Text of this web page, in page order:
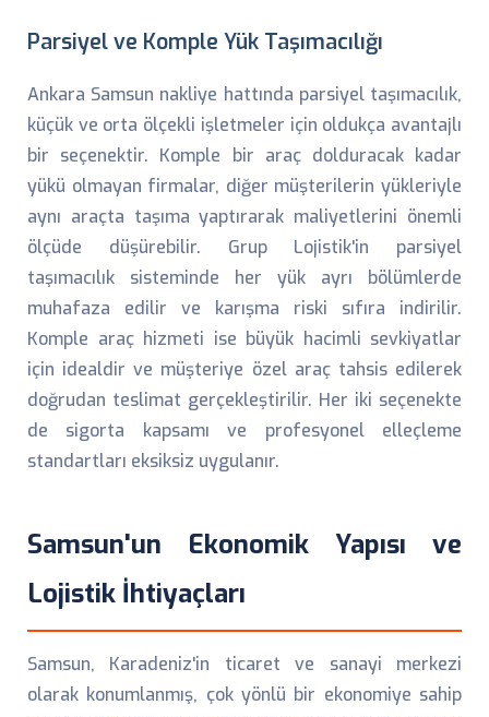
Parsiyel ve Komple Yük Taşımacılığı
Ankara Samsun nakliye hattında parsiyel taşımacılık,
küçük ve orta ölçekli işletmeler için oldukça avantajlı
bir seçenektir. Komple bir araç dolduracak kadar
yükü olmayan firmalar, diğer müşterilerin yükleriyle
aynı araçta taşıma yaptırarak maliyetlerini önemli
ölçüde düşürebilir. Grup Lojistik'in parsiyel
taşımacılık sisteminde her yük ayrı bölümlerde
muhafaza edilir ve karışma riski sıfıra indirilir.
Komple araç hizmeti ise büyük hacimli sevkiyatlar
için idealdir ve müşteriye özel araç tahsis edilerek
doğrudan teslimat gerçekleştirilir. Her iki seçenekte
de sigorta kapsamı ve profesyonel elleçleme
standartları eksiksiz uygulanır.
Samsun'un Ekonomik Yapısı ve
Lojistik İhtiyaçları
Samsun, Karadeniz'in ticaret ve sanayi merkezi
olarak konumlanmış, çok yönlü bir ekonomiye sahip